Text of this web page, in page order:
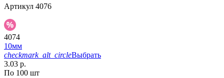
Артикул 4076
4074
10мм
checkmark_alt_circleВыбрать
3.03 р.
По 100 шт